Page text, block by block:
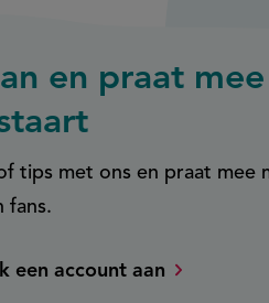
en praat
tips met ons en praat mee
fans.
een account aan